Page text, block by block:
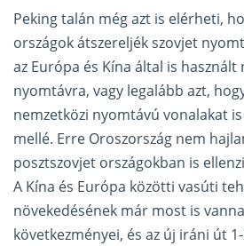
Peking talán még azt is elérheti,
országok átszereljék szovjet
az Európa és Kína által is használt
nyomtávra, vagy legalább azt,
nemzetközi nyomtávú vonalakat
mellé. Erre Oroszország nem
posztszovjet országokban is
A Kína és Európa közötti vasúti
növekedésének már most is
következményei, és az új iráni út